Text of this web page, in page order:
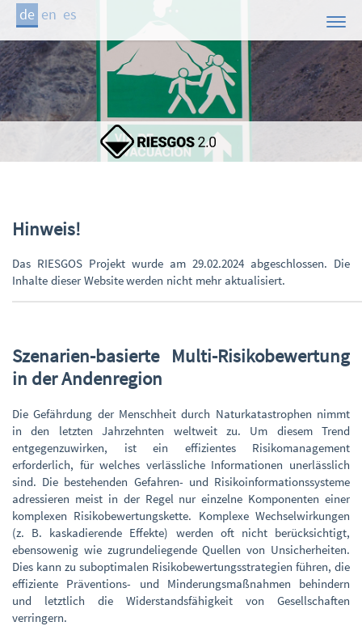
de en es
Start
Das Projekt
Pilotregionen
Demonstrator
Aktuelles
Hinweis!
Das RIESGOS Projekt wurde am 29.02.2024 abgeschlossen. Die
Inhalte dieser Website werden nicht mehr aktualisiert.
Szenarien-basierte Multi-Risikobewertung
in der Andenregion
Die Gefährdung der Menschheit durch Naturkatastrophen nimmt
in den letzten Jahrzehnten weltweit zu. Um diesem Trend
entgegenzuwirken, ist ein effizientes Risikomanagement
erforderlich, für welches verlässliche Informationen unerlässlich
sind. Die bestehenden Gefahren- und Risikoinformationssysteme
adressieren meist in der Regel nur einzelne Komponenten einer
komplexen Risikobewertungskette. Komplexe Wechselwirkungen
(z. B. kaskadierende Effekte) werden oft nicht berücksichtigt,
ebensowenig wie zugrundeliegende Quellen von Unsicherheiten.
Dies kann zu suboptimalen Risikobewertungsstrategien führen, die
effiziente Präventions- und Minderungsmaßnahmen behindern
und letztlich die Widerstandsfähigkeit von Gesellschaften
verringern.